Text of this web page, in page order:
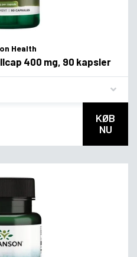
Health
400 mg, 90 kapsler
KØB
NU